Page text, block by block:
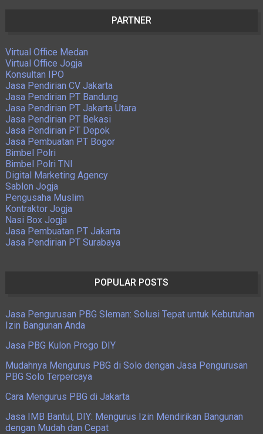
PARTNER
Virtual Office Medan
Virtual Office Jogja
Konsultan IPO
Jasa Pendirian CV Jakarta
Jasa Pendirian PT Bandung
Jasa Pendirian PT Jakarta Utara
Jasa Pendirian PT Bekasi
Jasa Pendirian PT Depok
Jasa Pembuatan PT Bogor
Bimbel Polri
Bimbel Polri TNI
Digital Marketing Agency
Sablon Jogja
Pengusaha Muslim
Kontraktor Jogja
Nasi Box Jogja
Jasa Pembuatan PT Jakarta
Jasa Pendirian PT Surabaya
POPULAR POSTS
Jasa Pengurusan PBG Sleman: Solusi Tepat untuk Kebutuhan
Izin Bangunan Anda
Jasa PBG Kulon Progo DIY
Mudahnya Mengurus PBG di Solo dengan Jasa Pengurusan
PBG Solo Terpercaya
Cara Mengurus PBG di Jakarta
Jasa IMB Bantul, DIY: Mengurus Izin Mendirikan Bangunan
dengan Mudah dan Cepat